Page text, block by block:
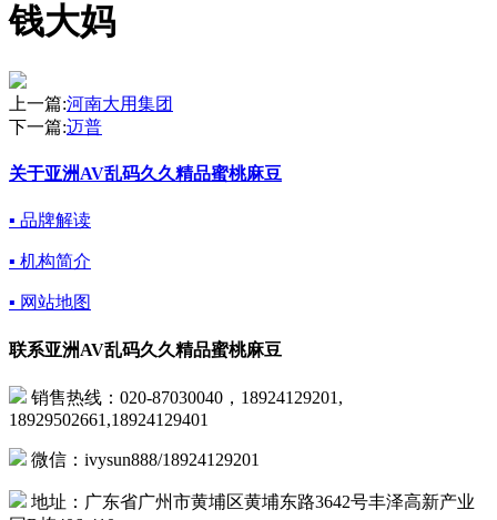
钱大妈
上一篇:河南大用集团
下一篇:迈普
关于亚洲AV乱码久久精品蜜桃麻豆
▪ 品牌解读
▪ 机构简介
▪ 网站地图
联系亚洲AV乱码久久精品蜜桃麻豆
销售热线：020-87030040，18924129201,
18929502661,18924129401
微信：ivysun888/18924129201
地址：广东省广州市黄埔区黄埔东路3642号丰泽高新产业